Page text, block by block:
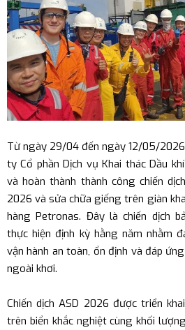
Từ ngày 29/04 đến ngày 12/05/
ty Cổ phần Dịch vụ Khai thác Dầu
và hoàn thành thành công chiến
2026 và sửa chữa giếng trên giàn
hàng Petronas. Đây là chiến dịch
thực hiện định kỳ hằng năm nhằm
vận hành an toàn, ổn định và đáp
ngoài khơi.
Chiến dịch ASD 2026 được triển
trên biển khắc nghiệt cùng khối